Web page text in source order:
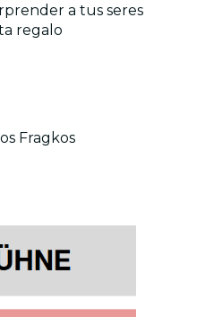
a tus seres
regalo
Fragkos